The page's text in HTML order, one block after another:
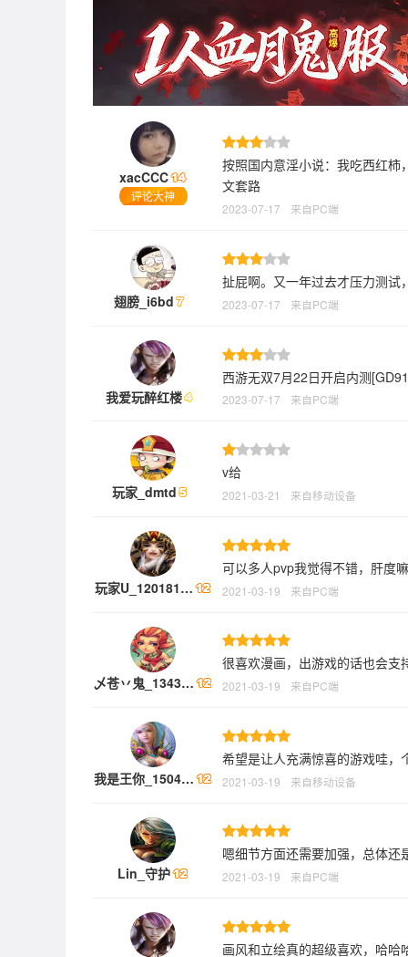
xacCCC
评论大神
按照国内意淫小说：我吃西红柿
文套路
2023-07-17 来自PC端
翅膀_i6bd
扯屁啊。又一年过去才压力测试
2023-07-17 来自PC端
我爱玩醉红楼
西游无双7月22日开启内测
2023-07-17 来自PC端
玩家_dmtd
v给
2021-03-21 来自移动设备
玩家U_120181…
可以多人pvp我觉得不错，肝度
2021-03-19 来自PC端
乄苍丷鬼_1343…
很喜欢漫画，出游戏的话也会支
2021-03-19 来自PC端
我是王你_1504…
希望是让人充满惊喜的游戏哇，
2021-03-19 来自移动设备
Lin_守护
嗯细节方面还需要加强，总体还
2021-03-19 来自PC端
画风和立绘真的超级喜欢，哈